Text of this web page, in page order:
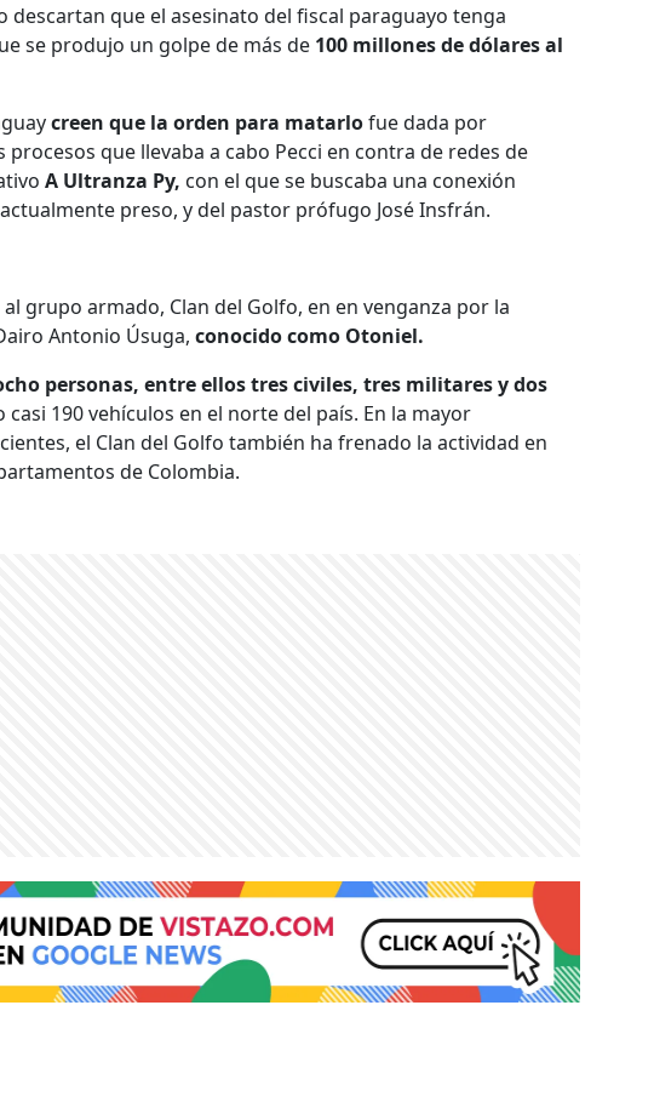
que el asesinato del fiscal paraguayo tenga
se produjo un golpe de más de 100 millones de dólares al
creen que la orden para matarlofue dada por
que llevaba a cabo Pecci en contra de redes de
A Ultranza Py, con el que se buscaba una conexión
preso, y del pastor prófugo José Insfrán.
al grupo armado, Clan del Golfo, en en venganza por la
Antonio Úsuga, conocido como Otoniel.
personas, entre ellos tres civiles, tres militares y dos
casi 190 vehículos en el norte del país. En la mayor
el Clan del Golfo también ha frenado la actividad en
de Colombia.